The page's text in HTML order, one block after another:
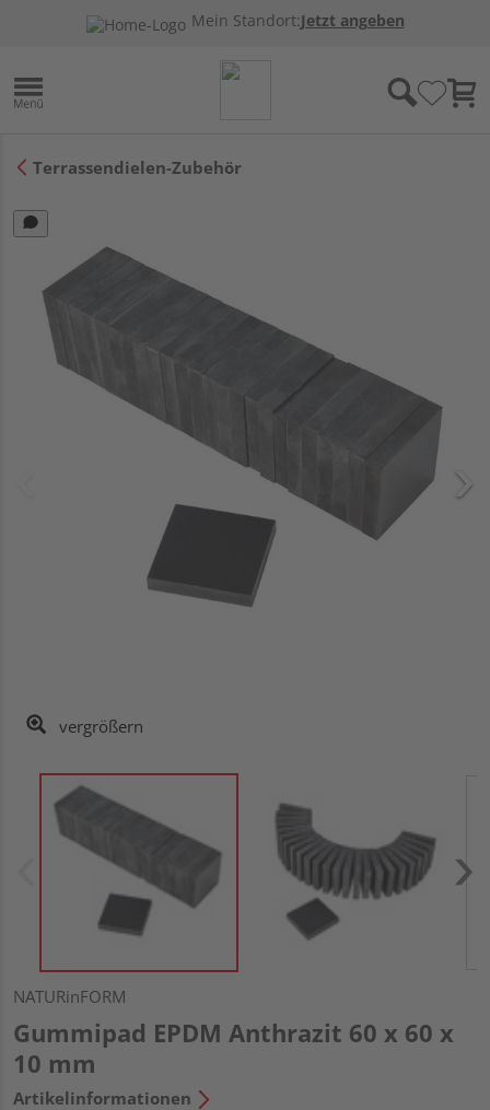
Mein Standort:Jetzt angeben
Terrassendielen-Zubehör
vergrößern
NATURinFORM
Gummipad EPDM Anthrazit 60 x 60 x
10 mm
Artikelinformationen